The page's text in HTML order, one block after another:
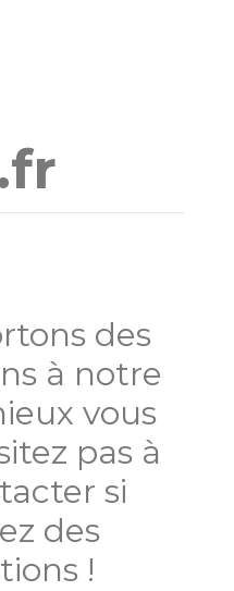
des
à notre
vous
pas à
si
des
!